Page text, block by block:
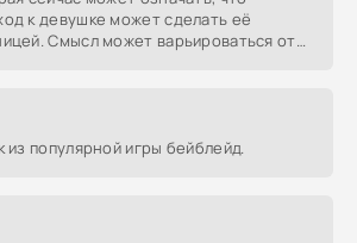
к девушке может сделать её
Смысл может варьироваться от
из популярной игры бейблейд.